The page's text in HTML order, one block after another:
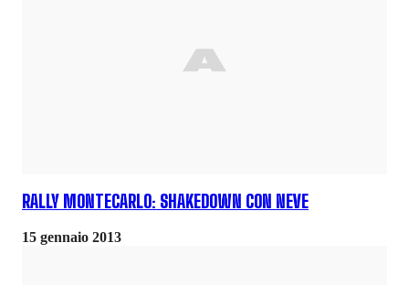
RALLY MONTECARLO: SHAKEDOWN CON NEVE
15 gennaio 2013